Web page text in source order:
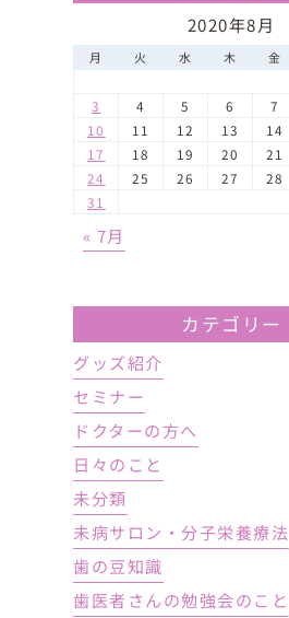
2020年8月
月 火 水 木 金
3
4 5 6 7
10
11 12 13 14
17
18 19 20 21
24
25 26 27 28
31
« 7月
カテゴリー
グッズ紹介
セミナー
ドクターの方へ
日々のこと
未分類
未病サロン・分子栄養療法
歯の豆知識
歯医者さんの勉強会のこと